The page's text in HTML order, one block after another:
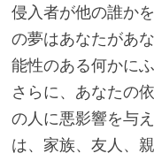
侵入者が他の誰か
の夢はあなたがあ
能性のある何かに
さらに、あなたの
の人に悪影響を与
は、家族、友人、